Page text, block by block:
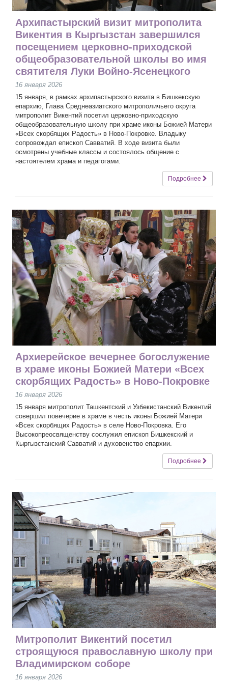
Архипастырский визит митрополита
Викентия в Кыргызстан завершился
посещением церковно-приходской
общеобразовательной школы во имя
святителя Луки Войно-Ясенецкого
16 января 2026
15 января, в рамках архипастырского визита в Бишкекскую
епархию, Глава Среднеазиатского митрополичьего округа
митрополит Викентий посетил церковно-приходскую
общеобразовательную школу при храме иконы Божией Матери
«Всех скорбящих Радость» в Ново-Покровке. Владыку
сопровождал епископ Савватий. В ходе визита были
осмотрены учебные классы и состоялось общение с
настоятелем храма и педагогами.
Подробнее
Архиерейское вечернее богослужение
в храме иконы Божией Матери «Всех
скорбящих Радость» в Ново-Покровке
16 января 2026
15 января митрополит Ташкентский и Узбекистанский Викентий
совершил повечерие в храме в честь иконы Божией Матери
«Всех скорбящих Радость» в селе Ново-Покровка. Его
Высокопреосвященству сослужил епископ Бишкекский и
Кыргызстанский Савватий и духовенство епархии.
Подробнее
Митрополит Викентий посетил
строящуюся православную школу при
Владимирском соборе
16 января 2026